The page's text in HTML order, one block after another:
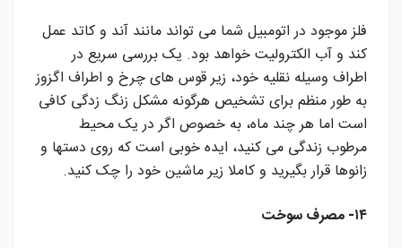
فلز موجود در اتومبیل شما می تواند مانند آند و کاتد عمل
کند و آب الکترولیت خواهد بود. یک بررسی سریع در
اطراف وسیله نقلیه خود، زیر قوس های چرخ و اطراف اگزوز
به طور منظم برای تشخیص هرگونه مشکل زنگ زدگی کافی
است اما هر چند ماه، به خصوص اگر در یک محیط
مرطوب زندگی می کنید، ایده خوبی است که روی دستها و
زانوها قرار بگیرید و کاملا زیر ماشین خود را چک کنید.
۱۴- مصرف سوخت